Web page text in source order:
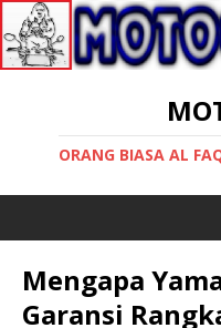
ORANG BIASA AL
Mengapa
Garansi